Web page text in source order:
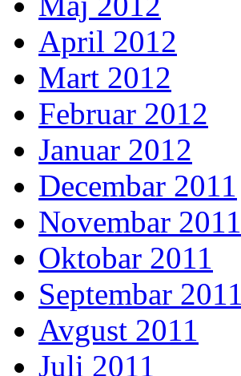
April 2012
Mart 2012
Februar 2012
Januar 2012
Decembar 2011
Novembar 2011
Oktobar 2011
Septembar 2011
Avgust 2011
Juli 2011